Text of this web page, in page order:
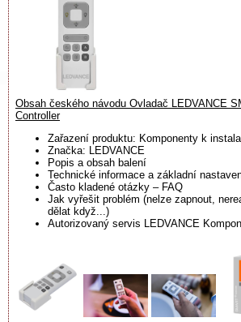
Obsah českého návodu Ovladač LEDVANCE
Controller
Zařazení produktu: Komponenty k
Značka: LEDVANCE
Popis a obsah balení
Technické informace a základní
Často kladené otázky – FAQ
Jak vyřešit problém (nelze zapnout,
dělat když...)
Autorizovaný servis LEDVANCE